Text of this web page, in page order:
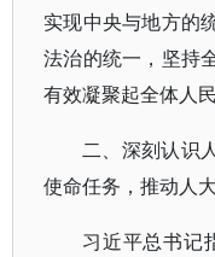
实现中央与地方的
法治的统一，坚持
有效凝聚起全体人
二、深刻认识
使命任务，推动人
习近平总书记